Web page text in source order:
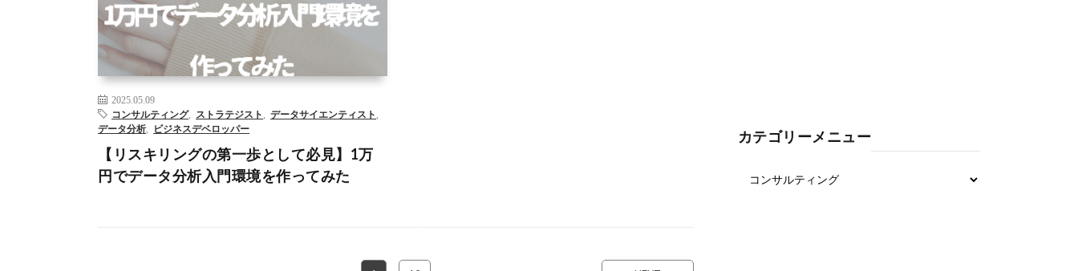
AIDX コンサルティング データサイエンティスト
分析ビッグデータ プログラミング リスキリング
– >
2025.05.09
コンサルティング, ストラテジスト データサイエンティスト
データ分析
ビジネスデベロッパー
【リスキリングの第一歩として必見】1万
円でデータ分析入門環境を作ってみた
カテゴリーメニュー